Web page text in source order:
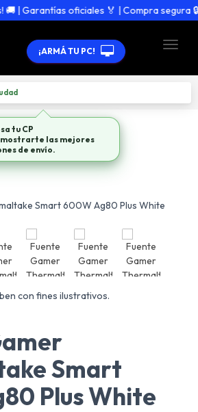
oficiales 🏅 | Compra segura 🔒
¡ARMÁ TU PC!
Fuentes
con fines ilustrativos.
Smart
Plus White
tu CP
las mejores
de envío.